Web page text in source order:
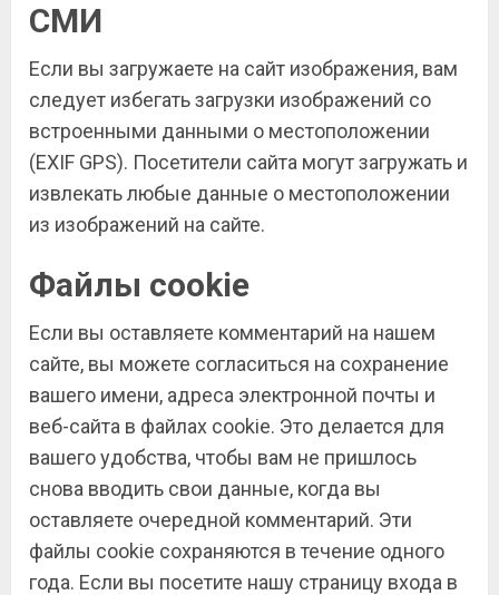
СМИ
Если вы загружаете на сайт изображения, вам
следует избегать загрузки изображений со
встроенными данными о местоположении
(EXIF GPS). Посетители сайта могут загружать и
извлекать любые данные о местоположении
из изображений на сайте.
Файлы cookie
Если вы оставляете комментарий на нашем
сайте, вы можете согласиться на сохранение
вашего имени, адреса электронной почты и
веб-сайта в файлах cookie. Это делается для
вашего удобства, чтобы вам не пришлось
снова вводить свои данные, когда вы
оставляете очередной комментарий. Эти
файлы cookie сохраняются в течение одного
года. Если вы посетите нашу страницу входа в